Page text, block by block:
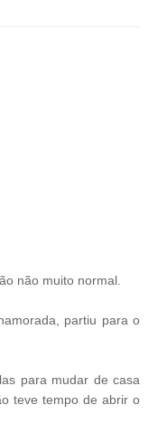
não muito normal.
partiu para o
para mudar de casa
teve tempo de abrir o